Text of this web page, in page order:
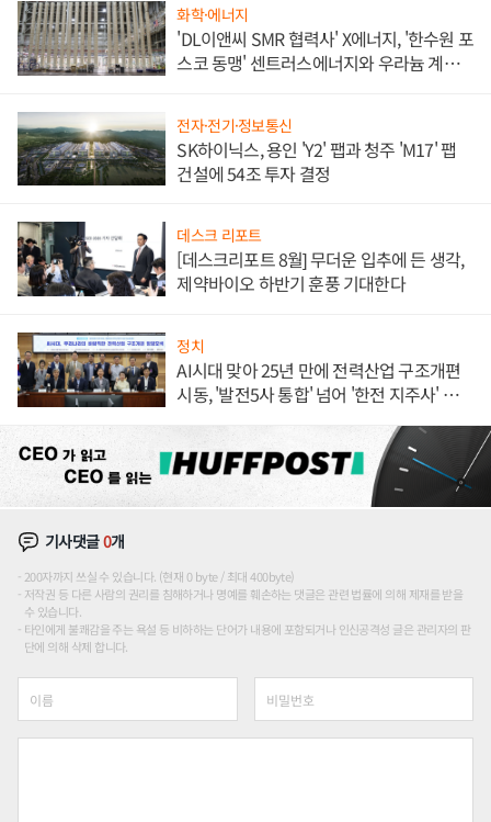
화학·에너지
'DL이앤씨 SMR 협력사' X에너지, '한수원 포
스코 동맹' 센트러스에너지와 우라늄 계약
전자·전기·정보통신
SK하이닉스, 용인 'Y2' 팹과 청주 'M17' 팹
건설에 54조 투자 결정
데스크 리포트
[데스크리포트 8월] 무더운 입추에 든 생각,
제약바이오 하반기 훈풍 기대한다
정치
AI시대 맞아 25년 만에 전력산업 구조개편
시동, '발전5사 통합' 넘어 '한전 지주사' 재편
기사댓글0개
200자까지 쓰실 수 있습니다. (현재 0 byte / 최대 400byte)
저작권 등 다른 사람의 권리를 침해하거나 명예를 훼손하는 댓글은 관련 법률에 의해 제재를 받을
수 있습니다.
타인에게 불쾌감을 주는 욕설 등 비하하는 단어가 내용에 포함되거나 인신공격성 글은 관리자의 판
단에 의해 삭제 합니다.